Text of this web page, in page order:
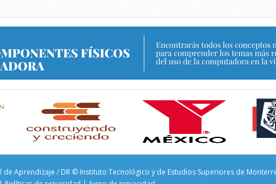
de Aprendizaje / DR © Instituto Tecnológico y de Estudios Superiores de